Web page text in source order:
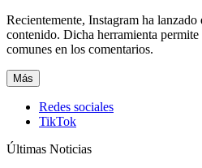
Recientemente, Instagram ha lanzado
contenido. Dicha herramienta
comunes en los comentarios.
Más
Redes sociales
TikTok
Últimas Noticias